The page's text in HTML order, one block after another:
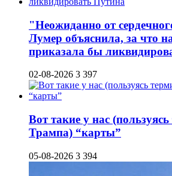
"Неожиданно от
Лумер объяснила, за что
приказала бы
02-08-2026 3 397
Вот такие у нас
Трампа) “карты”
05-08-2026 3 394